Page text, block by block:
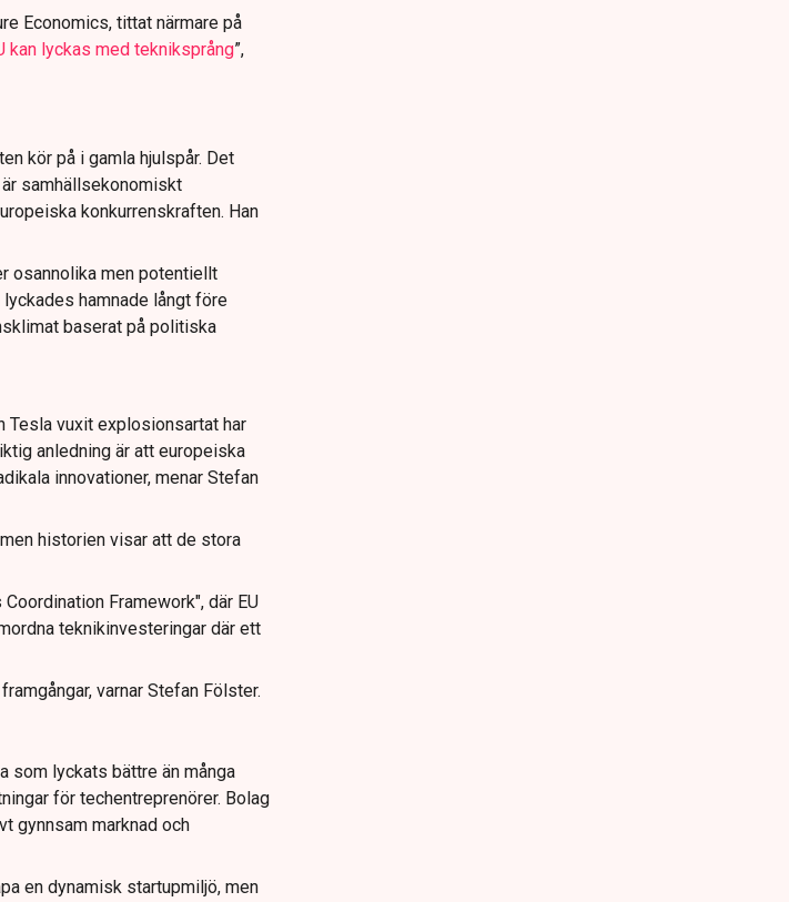
Economics, tittat närmare på
kan lyckas med tekniksprång”,
kör på i gamla hjulspår. Det
samhällsekonomiskt
konkurrenskraften. Han
osannolika men potentiellt
hamnade långt före
baserat på politiska
Tesla vuxit explosionsartat har
anledning är att europeiska
innovationer, menar Stefan
historien visar att de stora
Framework", där EU
teknikinvesteringar där ett
varnar Stefan Fölster.
som lyckats bättre än många
för techentreprenörer. Bolag
gynnsam marknad och
en dynamisk startupmiljö, men